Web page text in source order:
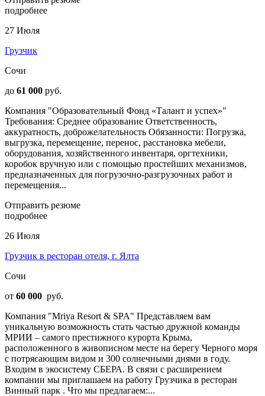
подробнее
27 Июля
Грузчик
Сочи
до 61 000 руб.
Компания "Образовательный Фонд «Талант и успех»"
Требования: Среднее образование Ответственность,
аккуратность, доброжелательность Обязанности: Погрузка,
выгрузка, перемещение, перенос, расстановка мебели,
оборудования, хозяйственного инвентаря, оргтехники,
коробок вручную или с помощью простейших механизмов,
предназначенных для погрузочно-разгрузочных работ и
перемещения...
Отправить резюме
подробнее
26 Июля
Грузчик в ресторан отеля, г. Ялта
Сочи
от 60 000 руб.
Компания "Mriya Resort & SPA" Представляем вам
уникальную возможность стать частью дружной команды
МРИИ – самого престижного курорта Крыма,
расположенного в живописном месте на берегу Черного моря
с потрясающим видом и 300 солнечными днями в году.
Входим в экосистему СБЕРА. В связи с расширением
компании мы приглашаем на работу Грузчика в ресторан
Винный парк . Что мы предлагаем:...